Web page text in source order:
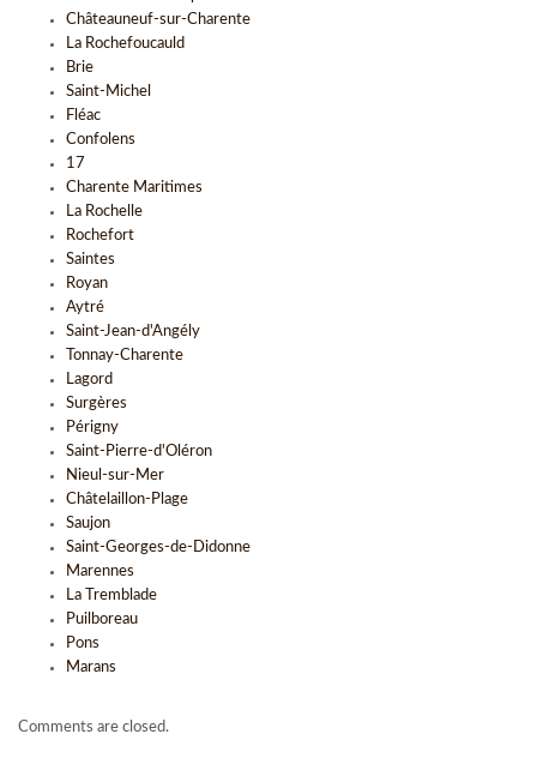
Châteauneuf-sur-Charente
La Rochefoucauld
Brie
Saint-Michel
Fléac
Confolens
17
Charente Maritimes
La Rochelle
Rochefort
Saintes
Royan
Aytré
Saint-Jean-d'Angély
Tonnay-Charente
Lagord
Surgères
Périgny
Saint-Pierre-d'Oléron
Nieul-sur-Mer
Châtelaillon-Plage
Saujon
Saint-Georges-de-Didonne
Marennes
La Tremblade
Puilboreau
Pons
Marans
Comments are closed.